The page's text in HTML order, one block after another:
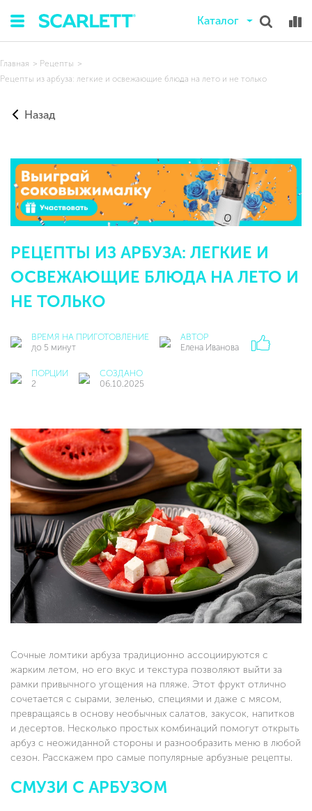
Каталог
Главная
Рецепты
Рецепты из арбуза: легкие и освежающие блюда на лето и не только
Назад
РЕЦЕПТЫ ИЗ АРБУЗА: ЛЕГКИЕ И
ОСВЕЖАЮЩИЕ БЛЮДА НА ЛЕТО И
НЕ ТОЛЬКО
ВРЕМЯ НА ПРИГОТОВЛЕНИЕ
до 5 минут
АВТОР
Елена Иванова
ПОРЦИИ
2
СОЗДАНО
06.10.2025
Сочные ломтики арбуза традиционно ассоциируются с
жарким летом, но его вкус и текстура позволяют выйти за
рамки привычного угощения на пляже. Этот фрукт отлично
сочетается с сырами, зеленью, специями и даже с мясом,
превращаясь в основу необычных салатов, закусок, напитков
и десертов. Несколько простых комбинаций помогут открыть
арбуз с неожиданной стороны и разнообразить меню в любой
сезон. Расскажем про самые популярные арбузные рецепты.
СМУЗИ С АРБУЗОМ